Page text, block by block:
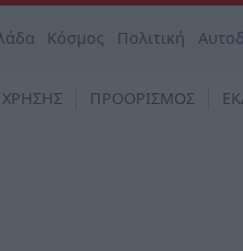
Κόσμος Πολιτική
ΠΡΟΟΡΙΣΜΟΣ